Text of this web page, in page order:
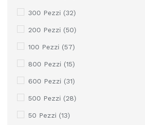
300 Pezzi (32)
200 Pezzi (50)
100 Pezzi (57)
800 Pezzi (15)
600 Pezzi (31)
500 Pezzi (28)
50 Pezzi (13)